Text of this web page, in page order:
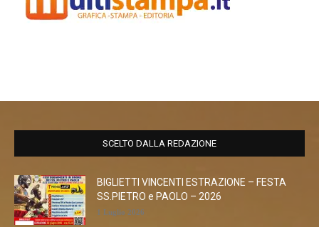
SCELTO DALLA REDAZIONE
BIGLIETTI VINCENTI ESTRAZIONE – FESTA
SS.PIETRO e PAOLO – 2026
1 Luglio 2026